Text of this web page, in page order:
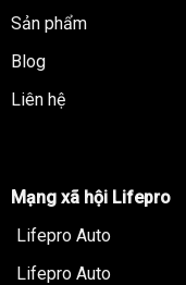
Sản phẩm
Blog
Liên hệ
Mạng xã hội Lifepro
Lifepro Auto
Lifepro Auto